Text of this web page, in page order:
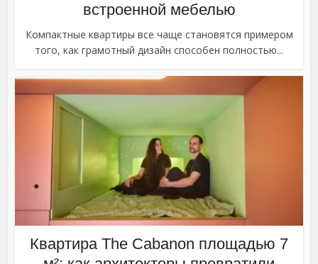
встроенной мебелью
Компактные квартиры все чаще становятся примером
того, как грамотный дизайн способен полностью...
Квартира The Cabanon площадью 7